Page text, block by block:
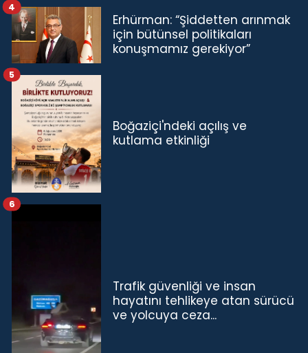
Erhürman: “Şiddetten arınmak
için bütünsel politikaları
konuşmamız gerekiyor”
4
Boğaziçi'ndeki açılış ve
kutlama etkinliği
5
Trafik güvenliği ve insan
hayatını tehlikeye atan sürücü
ve yolcuya ceza...
6